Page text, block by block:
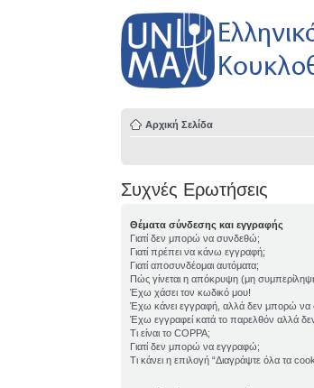
Αρχική Σελίδα
Συχνές Ερωτήσεις
Θέματα σύνδεσης και εγγραφής
Γιατί δεν μπορώ να συνδεθώ;
Γιατί πρέπει να κάνω εγγραφή;
Γιατί αποσυνδέομαι αυτόματα;
Πώς γίνεται η απόκρυψη (μη
Έχω χάσει τον κωδικό μου!
Έχω κάνει εγγραφή, αλλά δεν μπορώ να
Έχω εγγραφεί κατά το παρελθόν αλλά
Τι είναι το COPPA;
Γιατί δεν μπορώ να εγγραφώ;
Τι κάνει η επιλογή “Διαγράψτε όλα τα